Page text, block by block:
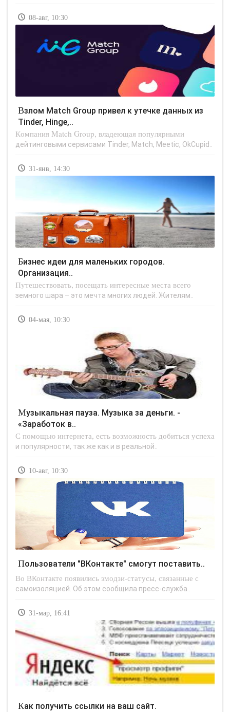
08-авг, 10:30
Взлом Match Group привел к утечке данных из
Tinder, Hinge,..
Компания Match Group, владеющая популярными
дейтинговыми сервисами Tinder, Match, Meetic, OkCupid..
31-янв, 14:30
Бизнес идеи для маленьких городов.
Организация..
Путешествовать, посещать интересные места всего
земного шара – это мечта многих людей. Жителям..
04-мая, 10:30
Музыкальная пауза. Музыка за деньги. -
«Заработок в..
С помощью интернета, есть возможность добиться успеха
и популярности, так же как и в реальной..
10-авг, 10:30
Пользователи "ВКонтакте" смогут поставить..
Во ВКонтакте появились эмодзи-статусы, связанные с
самоизоляцией. Об этом сообщила пресс-служба..
31-мар, 16:41
Как получить ссылки на ваш сайт.